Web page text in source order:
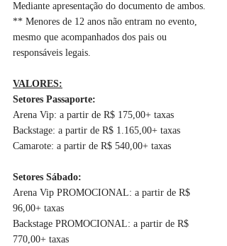
Mediante apresentação do documento de ambos.
** Menores de 12 anos não entram no evento,
mesmo que acompanhados dos pais ou
responsáveis legais.
VALORES:
Setores Passaporte:
Arena Vip: a partir de R$ 175,00+ taxas
Backstage: a partir de R$ 1.165,00+ taxas
Camarote: a partir de R$ 540,00+ taxas
Setores Sábado:
Arena Vip PROMOCIONAL: a partir de R$
96,00+ taxas
Backstage PROMOCIONAL: a partir de R$
770,00+ taxas